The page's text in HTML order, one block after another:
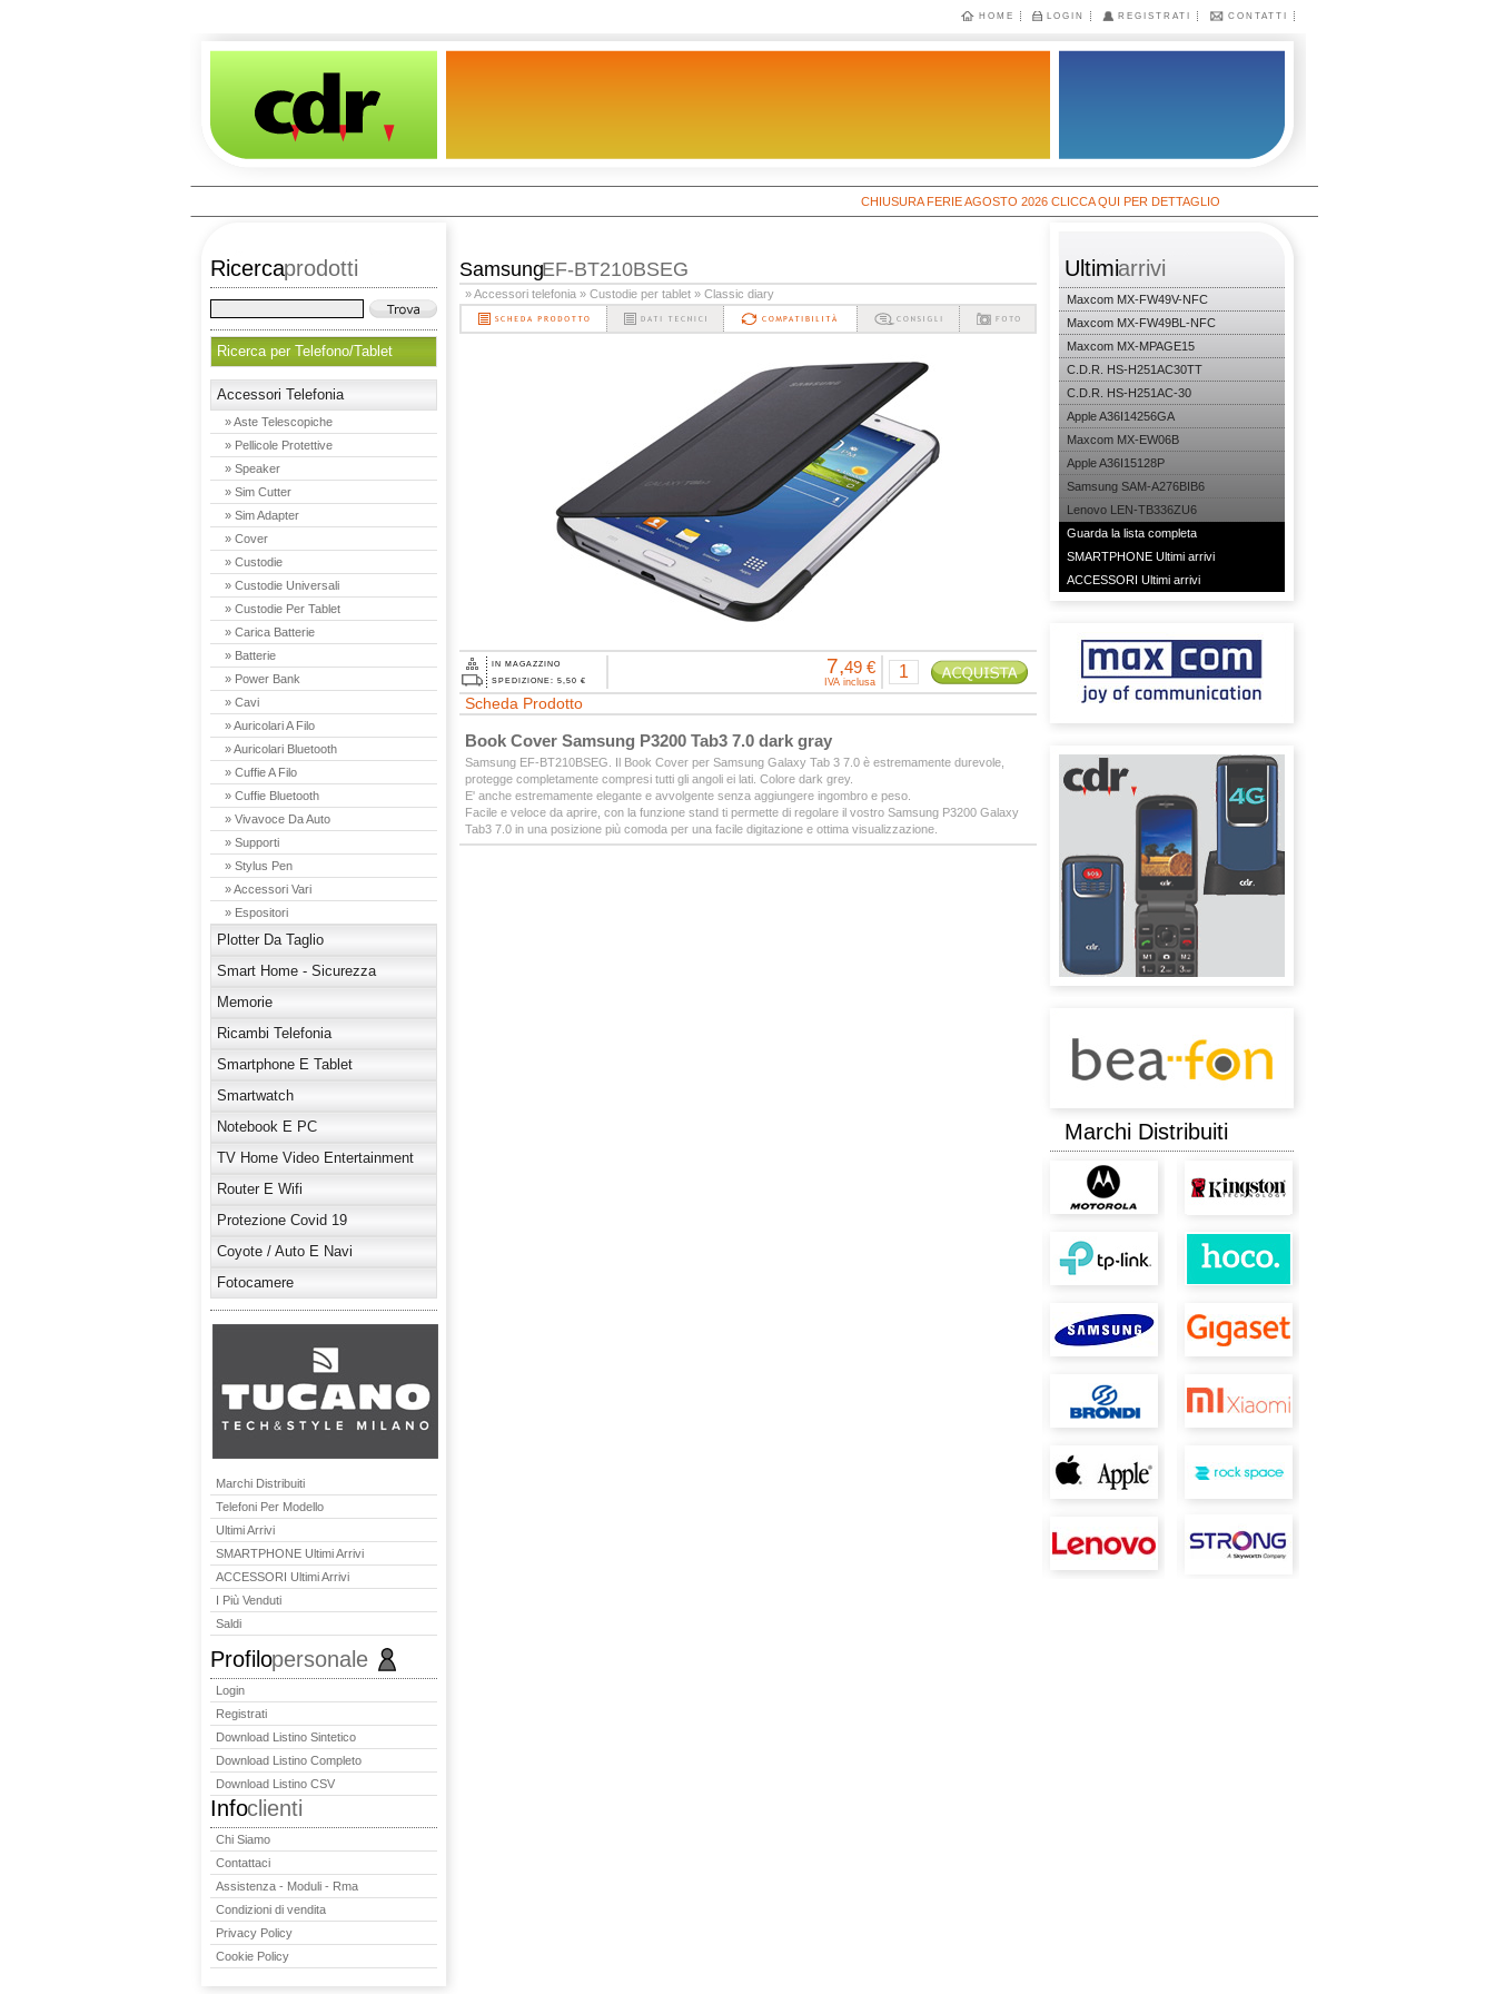
HOME LOGIN REGISTRATI CONTATTI
CHIUSURA FERIE AGOSTO 2026 CLICCA QUI PER DETTAGLIO
Ricercaprodotti
Ricerca per Telefono/Tablet
Accessori Telefonia
» Aste Telescopiche
» Pellicole Protettive
» Speaker
» Sim Cutter
» Sim Adapter
» Cover
» Custodie
» Custodie Universali
» Custodie Per Tablet
» Carica Batterie
» Batterie
» Power Bank
» Cavi
» Auricolari A Filo
» Auricolari Bluetooth
» Cuffie A Filo
» Cuffie Bluetooth
» Vivavoce Da Auto
» Supporti
» Stylus Pen
» Accessori Vari
» Espositori
Plotter Da Taglio
Smart Home - Sicurezza
Memorie
Ricambi Telefonia
Smartphone E Tablet
Smartwatch
Notebook E PC
TV Home Video Entertainment
Router E Wifi
Protezione Covid 19
Coyote / Auto E Navi
Fotocamere
Marchi Distribuiti
Telefoni Per Modello
Ultimi Arrivi
SMARTPHONE Ultimi Arrivi
ACCESSORI Ultimi Arrivi
I Più Venduti
Saldi
Profilopersonale
Login
Registrati
Download Listino Sintetico
Download Listino Completo
Download Listino CSV
Infoclienti
Chi Siamo
Contattaci
Assistenza - Moduli - Rma
Condizioni di vendita
Privacy Policy
Cookie Policy
SamsungEF-BT210BSEG
» Accessori telefonia » Custodie per tablet » Classic diary
IN MAGAZZINO
SPEDIZIONE: 5,50 €
7,49 €
IVA inclusa
Scheda Prodotto
Book Cover Samsung P3200 Tab3 7.0 dark gray
Samsung EF-BT210BSEG. Il Book Cover per Samsung Galaxy Tab 3 7.0 è estremamente durevole,
protegge completamente compresi tutti gli angoli ei lati. Colore dark grey.
E' anche estremamente elegante e avvolgente senza aggiungere ingombro e peso.
Facile e veloce da aprire, con la funzione stand ti permette di regolare il vostro Samsung P3200 Galaxy
Tab3 7.0 in una posizione più comoda per una facile digitazione e ottima visualizzazione.
Ultimiarrivi
Maxcom MX-FW49V-NFC
Maxcom MX-FW49BL-NFC
Maxcom MX-MPAGE15
C.D.R. HS-H251AC30TT
C.D.R. HS-H251AC-30
Apple A36I14256GA
Maxcom MX-EW06B
Apple A36I15128P
Samsung SAM-A276BIB6
Lenovo LEN-TB336ZU6
Guarda la lista completa
SMARTPHONE Ultimi arrivi
ACCESSORI Ultimi arrivi
Marchi Distribuiti